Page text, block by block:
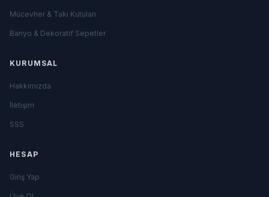
Mücevher & Takı Kutuları
Banyo & Dekoratif Sepetler
KURUMSAL
Hakkımızda
İletişim
SSS
HESAP
Giriş Yap